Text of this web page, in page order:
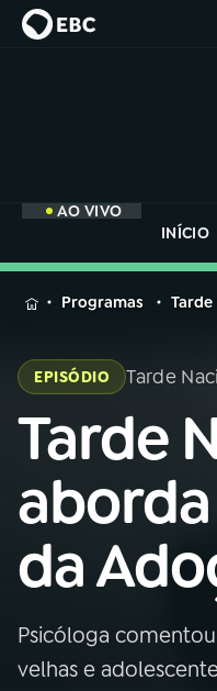
AO VIVO
INÍCIO
MENU
Buscar
na
Rádio
Nacional
01 INÍCIO
02 A RÁDIO
na
Rádio
Programas
EPISÓDIO Tarde
Tarde
da
Psicóloga
velhas e